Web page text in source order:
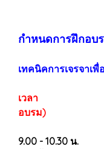
กำหนดการฝึกอบ
เทคนิคการเจรจาเ
เวลา
อบรม)
9.00 - 10.30 น.
ปั